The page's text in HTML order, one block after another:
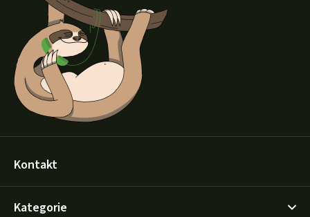
Kontakt
Kategorie